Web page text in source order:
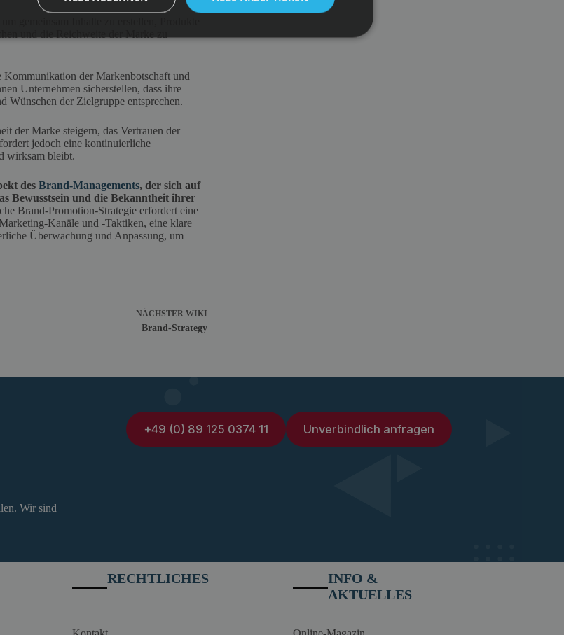
gemeinsam Inhalte zu erstellen, Produkte
und die Reichweite der Marke zu
Kommunikation der Markenbotschaft und
Unternehmen sicherstellen, dass ihre
Wünschen der Zielgruppe entsprechen.
der Marke steigern, das Vertrauen der
jedoch eine kontinuierliche
wirksam bleibt.
des Brand-Managements, der sich auf
Bewusstsein und die Bekanntheit ihrer
Brand-Promotion-Strategie erfordert eine
Kanäle und -Taktiken, eine klare
Überwachung und Anpassung, um
NÄCHSTER WIKI
Brand-Strategy
Wir sind
+49 (0) 89 125 0374 11 Unverbindlich anfragen
RECHTLICHES
INFO &
AKTUELLES